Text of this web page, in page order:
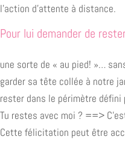
l’action d’attente à distance.
Pour lui demander de
une sorte de « au pied! »…
garder sa tête collée à notre
rester dans le périmètre défini
Tu restes avec moi ? ==>
Cette félicitation peut être